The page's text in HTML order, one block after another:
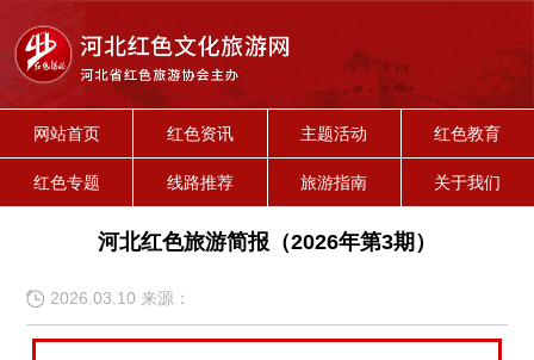
网站首页 红色资讯 主题活动 红色教育
红色专题 线路推荐 旅游指南 关于我们
河北红色旅游简报（2026年第3期）
2026.03.10 来源：